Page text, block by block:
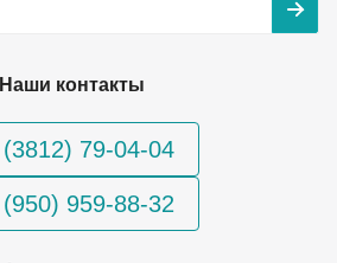
Наши контакты
79-04-04
959-88-32